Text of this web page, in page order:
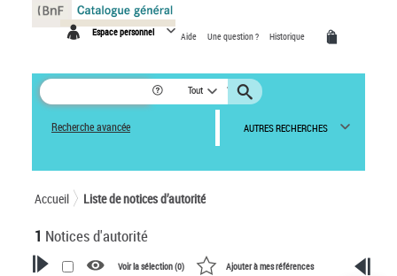
Espace personnel Aide Une question ? Historique
Tout
Recherche avancée AUTRES RECHERCHES
Accueil Liste de notices d’autorité
1 Notices d'autorité
Voir la sélection (0) Ajouter à mes références
Panneau de gestion des cookies